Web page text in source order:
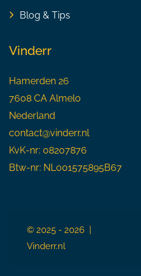
Blog & Tips
Vinderr
Hamerden 26
7608 CA Almelo
Nederland
contact@vinderr.nl
KvK-nr: 08207876
Btw-nr: NL001575895B67
© 2025 - 2026 |
Vinderr.nl